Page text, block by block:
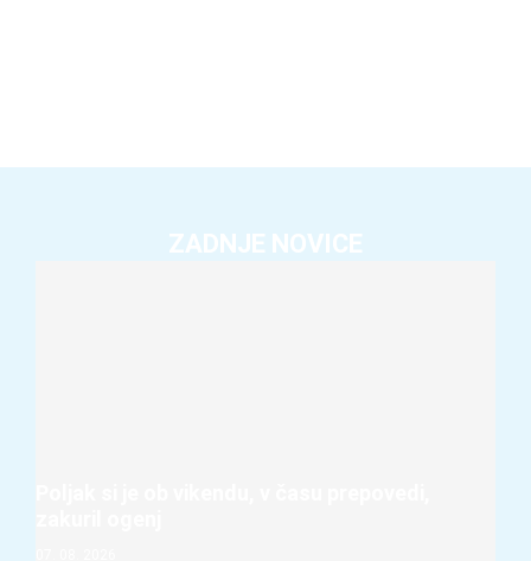
ZADNJE NOVICE